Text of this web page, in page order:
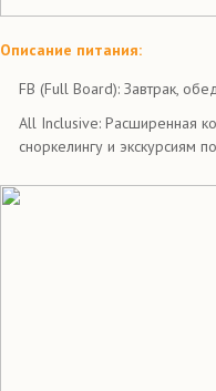
Описание питания:
FB (Full Board): Завтрак,
All Inclusive: Расширенная
сноркелингу и экскурсиям